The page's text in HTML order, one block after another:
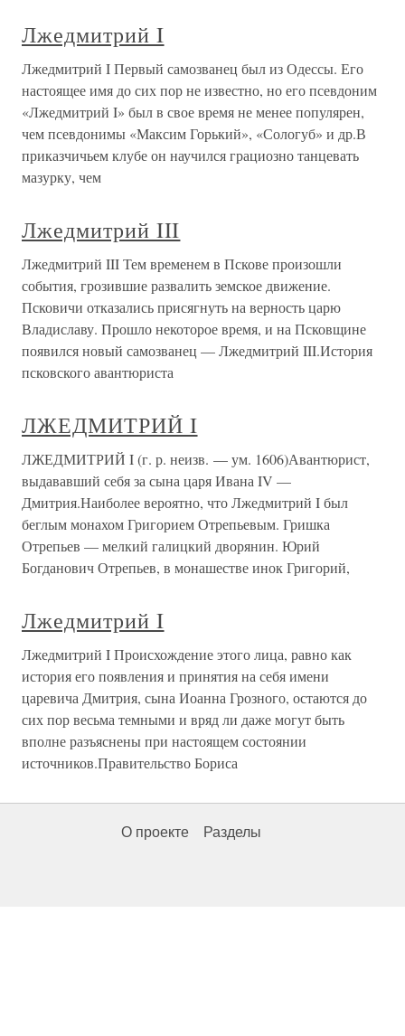
Лжедмитрий I
Лжедмитрий I Первый самозванец был из Одессы. Его
настоящее имя до сих пор не известно, но его псевдоним
«Лжедмитрий I» был в свое время не менее популярен,
чем псевдонимы «Максим Горький», «Сологуб» и др.В
приказчичьем клубе он научился грациозно танцевать
мазурку, чем
Лжедмитрий III
Лжедмитрий III Тем временем в Пскове произошли
события, грозившие развалить земское движение.
Псковичи отказались присягнуть на верность царю
Владиславу. Прошло некоторое время, и на Псковщине
появился новый самозванец — Лжедмитрий III.История
псковского авантюриста
ЛЖЕДМИТРИЙ I
ЛЖЕДМИТРИЙ I (г. р. неизв. — ум. 1606)Авантюрист,
выдававший себя за сына царя Ивана IV —
Дмитрия.Наиболее вероятно, что Лжедмитрий I был
беглым монахом Григорием Отрепьевым. Гришка
Отрепьев — мелкий галицкий дворянин. Юрий
Богданович Отрепьев, в монашестве инок Григорий,
Лжедмитрий I
Лжедмитрий I Происхождение этого лица, равно как
история его появления и принятия на себя имени
царевича Дмитрия, сына Иоанна Грозного, остаются до
сих пор весьма темными и вряд ли даже могут быть
вполне разъяснены при настоящем состоянии
источников.Правительство Бориса
О проекте Разделы